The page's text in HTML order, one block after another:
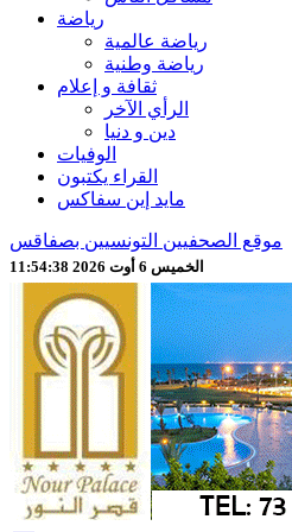
رياضة
رياضة عالمية
رياضة وطنية
ثقافة و إعلام
الرأي الآخر
دين و دنيا
الوفيات
القراء يكتبون
مايد إين سفاكس
موقع الصحفيين التونسيين بصفاقس
الخميس 6 أوت 2026 11:54:40